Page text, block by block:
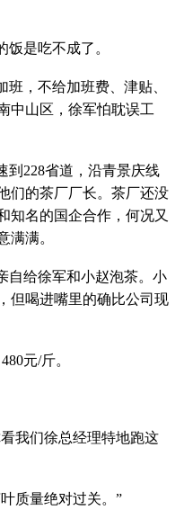
是吃不成了。
，不给加班费、津贴、
中山区，徐军怕耽误工
到228省道，沿青景庆线
们的茶厂厂长。茶厂还没
知名的国企合作，何况又
满满。
自给徐军和小赵泡茶。小
但喝进嘴里的确比公司现
元/斤。
我们徐总经理特地跑这
质量绝对过关。”